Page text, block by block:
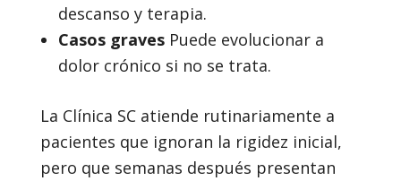
descanso y terapia.
Casos gravesPuede evolucionar a
dolor crónico si no se trata.
La Clínica SC atiende rutinariamente a
pacientes que ignoran la rigidez inicial,
pero que semanas después presentan